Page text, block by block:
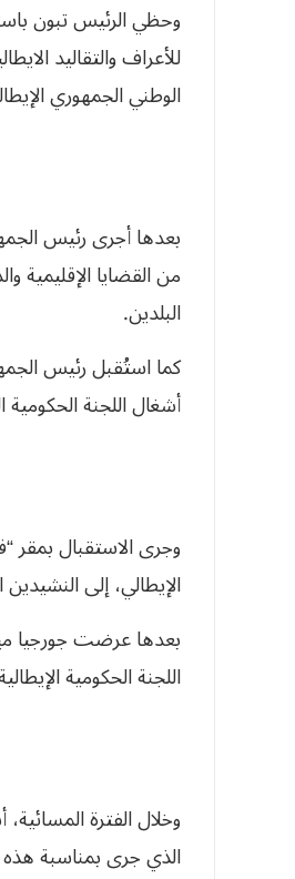
وحظي الرئيس تبون
للأعراف والتقاليد
الوطني الجمهوري
بعدها أجرى رئيس
من القضايا
البلدين.
كما استُقبل رئيس
أشغال اللجنة الحكومية
وجرى الاستقبال بمقر
الإيطالي، إلى
بعدها عرضت جورجيا
اللجنة الحكومية
وخلال الفترة
الذي جرى بمناسبة هذه